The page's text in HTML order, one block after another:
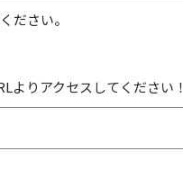
ださい。
よりアクセスしてください！